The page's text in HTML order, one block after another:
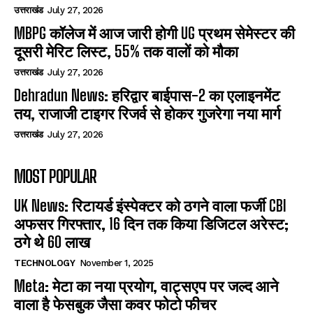
उत्तराखंड July 27, 2026
MBPG कॉलेज में आज जारी होगी UG प्रथम सेमेस्टर की
दूसरी मेरिट लिस्ट, 55% तक वालों को मौका
उत्तराखंड July 27, 2026
Dehradun News: हरिद्वार बाईपास-2 का एलाइनमेंट
तय, राजाजी टाइगर रिजर्व से होकर गुजरेगा नया मार्ग
उत्तराखंड July 27, 2026
MOST POPULAR
UK News: रिटायर्ड इंस्पेक्टर को ठगने वाला फर्जी CBI
अफसर गिरफ्तार, 16 दिन तक किया डिजिटल अरेस्ट;
ठगे थे 60 लाख
TECHNOLOGY November 1, 2025
Meta: मेटा का नया प्रयोग, वाट्सएप पर जल्द आने
वाला है फेसबुक जैसा कवर फोटो फीचर